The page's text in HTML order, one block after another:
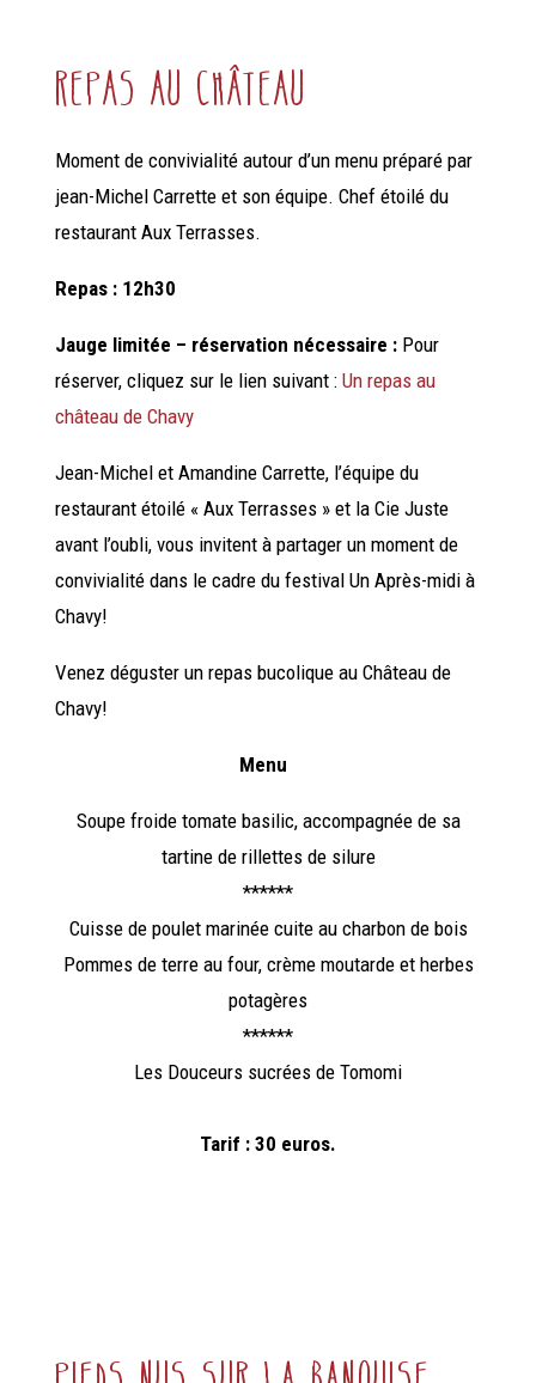
repas au château
Moment de convivialité autour d’un menu préparé par
jean-Michel Carrette et son équipe. Chef étoilé du
restaurant Aux Terrasses.
Repas : 12h30
Jauge limitée – réservation nécessaire :Pour
réserver, cliquez sur le lien suivant : Un repas au
château de Chavy
Jean-Michel et Amandine Carrette, l’équipe du
restaurant étoilé « Aux Terrasses » et la Cie Juste
avant l’oubli, vous invitent à partager un moment de
convivialité dans le cadre du festival Un Après-midi à
Chavy!
Venez déguster un repas bucolique au Château de
Chavy!
Menu
Soupe froide tomate basilic, accompagnée de sa
tartine de rillettes de silure
******
Cuisse de poulet marinée cuite au charbon de bois
Pommes de terre au four, crème moutarde et herbes
potagères
******
Les Douceurs sucrées de Tomomi
Tarif : 30 euros.